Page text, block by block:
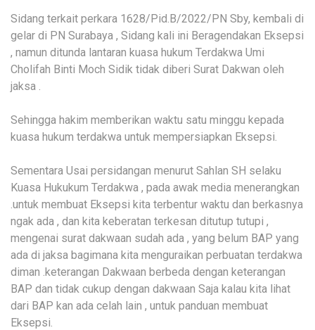
Sidang terkait perkara 1628/Pid.B/2022/PN Sby, kembali di
gelar di PN Surabaya , Sidang kali ini Beragendakan Eksepsi
, namun ditunda lantaran kuasa hukum Terdakwa Umi
Cholifah Binti Moch Sidik tidak diberi Surat Dakwan oleh
jaksa .
Sehingga hakim memberikan waktu satu minggu kepada
kuasa hukum terdakwa untuk mempersiapkan Eksepsi.
Sementara Usai persidangan menurut Sahlan SH selaku
Kuasa Hukukum Terdakwa , pada awak media menerangkan
.untuk membuat Eksepsi kita terbentur waktu dan berkasnya
ngak ada , dan kita keberatan terkesan ditutup tutupi ,
mengenai surat dakwaan sudah ada , yang belum BAP yang
ada di jaksa bagimana kita menguraikan perbuatan terdakwa
diman .keterangan Dakwaan berbeda dengan keterangan
BAP dan tidak cukup dengan dakwaan Saja kalau kita lihat
dari BAP kan ada celah lain , untuk panduan membuat
Eksepsi.